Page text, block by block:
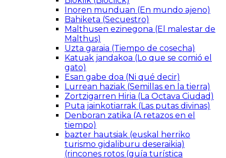
Inoren munduan (En mundo ajeno)
Bahiketa (Secuestro)
Malthusen ezinegona (El malestar de
Malthus)
Uzta garaia (Tiempo de cosecha)
Katuak jandakoa (Lo que se comió el
gato)
Esan gabe doa (Ni qué decir)
Lurrean haziak (Semillas en la tierra)
Zortzigarren Hiria (La Octava Ciudad)
Puta jainkotiarrak (Las putas divinas)
Denboran zatika (A retazos en el
tiempo)
bazter hautsiak (euskal herriko
turismo gidaliburu deseraikia)
(rincones rotos (guía turística